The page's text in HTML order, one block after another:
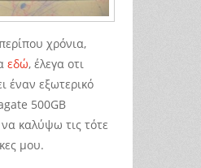
χρόνια,
εδώ, έλεγα οτι
έναν εξωτερικό
500GB
καλύψω τις τότε
μου.